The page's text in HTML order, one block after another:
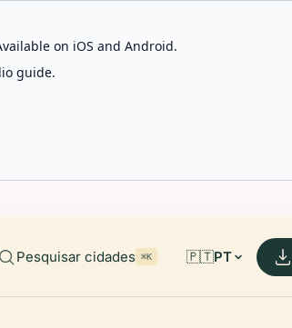
on iOS and Android.
guide.
Pesquisar cidades ⌘K 🇵🇹PT